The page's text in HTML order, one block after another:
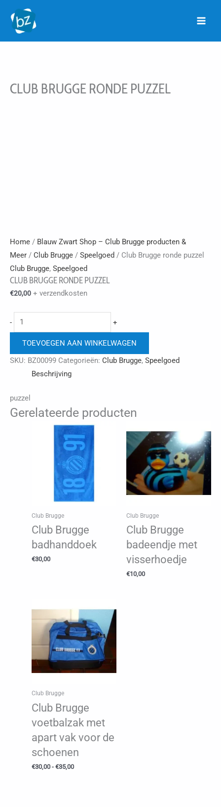
naar
CLUB BRUGGE RONDE PUZZEL
Home / Blauw Zwart Shop – Club Brugge producten &
Meer / Club Brugge / Speelgoed / Club Brugge ronde puzzel
Club Brugge, Speelgoed
CLUB BRUGGE RONDE PUZZEL
€20,00 + verzendkosten
-
Club
Brugge
ronde
puzzel
aantal
+
TOEVOEGEN AAN WINKELWAGEN
SKU: BZ00099 Categorieën: Club Brugge, Speelgoed
Beschrijving
puzzel
Gerelateerde producten
Club Brugge
Club Brugge
badhanddoek
€30,00
Club Brugge
Club Brugge
badeendje met
visserhoedje
€10,00
Club Brugge
Club Brugge
voetbalzak met
apart vak voor de
schoenen
€30,00 - €35,00Prijsklasse: